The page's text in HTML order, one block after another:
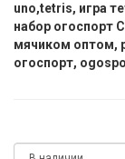
uno,tetris, игра
набор огоспорт
мячиком оптом,
огоспорт,